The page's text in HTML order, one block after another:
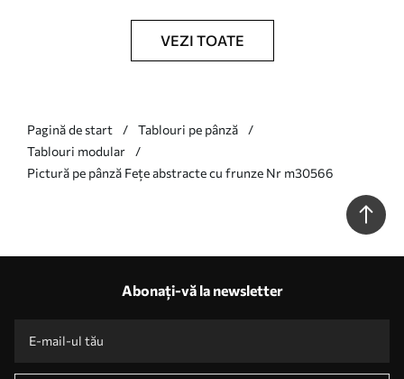
VEZI TOATE
Pagină de start
Tablouri pe pânză
Tablouri modular
Pictură pe pânză Fețe abstracte cu frunze Nr m30566
Abonați-vă la newsletter